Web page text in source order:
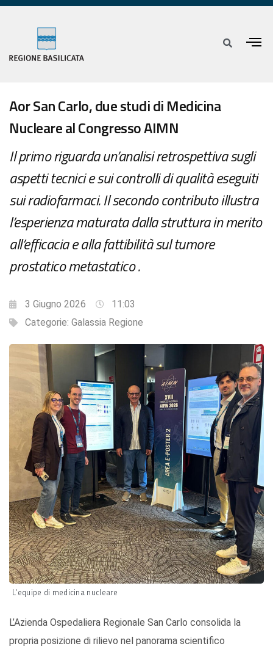
Aor San Carlo, due studi di Medicina
Nucleare al Congresso AIMN
Il primo riguarda un’analisi retrospettiva sugli
aspetti tecnici e sui controlli di qualità eseguiti
sui radiofarmaci. Il secondo contributo illustra
l’esperienza maturata dalla struttura in merito
all’efficacia e alla fattibilità sul tumore
prostatico metastatico .
3 Giugno 2026
11:03
Categorie: Galassia Regione
L'equipe di medicina nucleare
L’Azienda Ospedaliera Regionale San Carlo consolida la
propria posizione di rilievo nel panorama scientifico